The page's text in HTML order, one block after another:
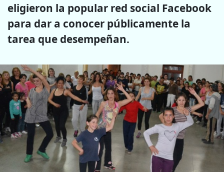
eligieron la popular red social Facebook
para dar a conocer públicamente la
tarea que desempeñan.